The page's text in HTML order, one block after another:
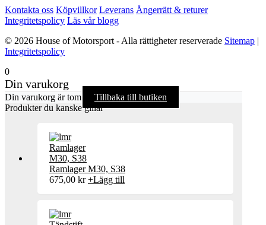
Kontakta oss Köpvillkor Leverans Ångerrätt & returer
Integritetspolicy Läs vår blogg
© 2026 House of Motorsport - Alla rättigheter reserverade Sitemap |
Integritetspolicy
0
Din varukorg
Din varukorg är tom
Tillbaka till butiken
Produkter du kanske gillar
Ramlager M30, S38
675,00 kr +Lägg till